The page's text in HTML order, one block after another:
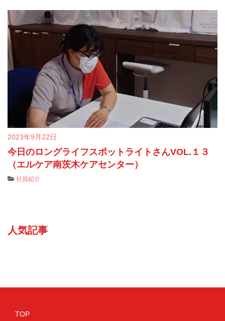
2023年9月22日
今日のロングライフスポットライトさんVOL.１３
（エルケア南茨木ケアセンター）
社員紹介
人気記事
TOP